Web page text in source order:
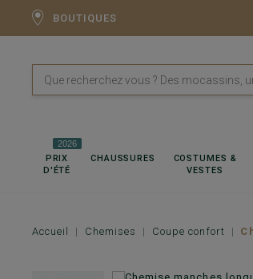
BOUTIQUES
PRIX
D'ÉTÉ
2026
CHAUSSURES
COSTUMES &
VESTES
Accueil Chemises Coupe confort